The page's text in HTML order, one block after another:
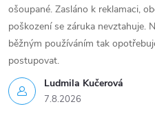
Ludmila Kučerová
7.8.2026
ošoupané. Zasláno k reklamaci,
poškození se záruka nevztahuje.
běžným používáním tak
postupovat.